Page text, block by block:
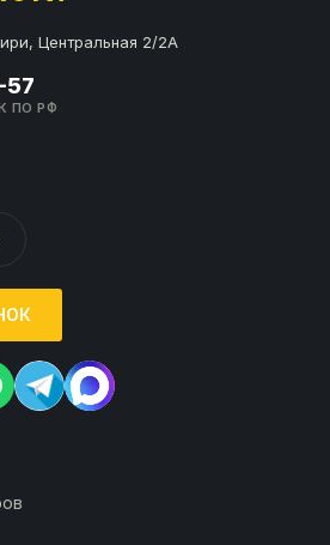
Центральная 2/2А
57
ПО РФ